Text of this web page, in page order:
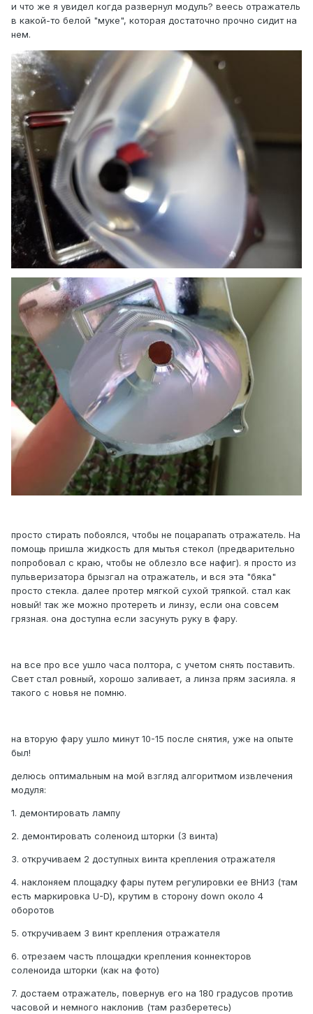
и что же я увидел когда развернул модуль? веесь отражатель
в какой-то белой "муке", которая достаточно прочно сидит на
нем.
просто стирать побоялся, чтобы не поцарапать отражатель. На
помощь пришла жидкость для мытья стекол (предварительно
попробовал с краю, чтобы не облезло все нафиг). я просто из
пульверизатора брызгал на отражатель, и вся эта "бяка"
просто стекла. далее протер мягкой сухой тряпкой. стал как
новый! так же можно протереть и линзу, если она совсем
грязная. она доступна если засунуть руку в фару.
на все про все ушло часа полтора, с учетом снять поставить.
Свет стал ровный, хорошо заливает, а линза прям засияла. я
такого с новья не помню.
на вторую фару ушло минут 10-15 после снятия, уже на опыте
был!
делюсь оптимальным на мой взгляд алгоритмом извлечения
модуля:
1. демонтировать лампу
2. демонтировать соленоид шторки (3 винта)
3. откручиваем 2 доступных винта крепления отражателя
4. наклоняем площадку фары путем регулировки ее ВНИЗ (там
есть маркировка U-D), крутим в сторону down около 4
оборотов
5. откручиваем 3 винт крепления отражателя
6. отрезаем часть площадки крепления коннекторов
соленоида шторки (как на фото)
7. достаем отражатель, повернув его на 180 градусов против
часовой и немного наклонив (там разберетесь)